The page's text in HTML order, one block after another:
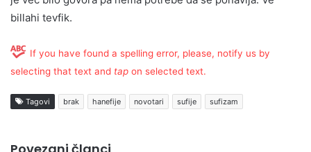
billahi tevfik.
If you have found a spelling error, please, notify us by
selecting that text and tap on selected text.
Tagovi brak hanefije novotari sufije sufizam